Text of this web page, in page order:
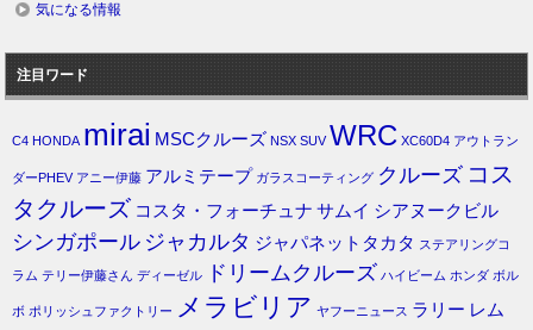
気になる情報
注目ワード
C4 HONDA mirai MSCクルーズ NSX SUV WRC XC60D4 アウトラン
ダーPHEV アニー伊藤 アルミテープ ガラスコーティング クルーズ コス
タクルーズ コスタ・フォーチュナ サムイ シアヌークビル
シンガポール ジャカルタ ジャパネットタカタ ステアリングコ
ラム テリー伊藤さん ディーゼル ドリームクルーズ ハイビーム ホンダ ボル
ボ ポリッシュファクトリー メラビリア ヤフーニュース ラリー レム